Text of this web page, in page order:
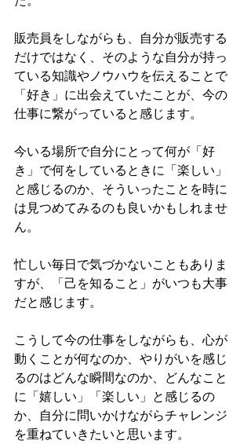
販売員をしながらも、自分が販売する
だけではなく、そのような自分が持っ
ている知識やノウハウを伝えることで
「好き」に出会えていたことが、今の
仕事に繋がっていると感じます。
今いる場所で自分にとって何が「好
き」で何をしているときに「楽しい」
と感じるのか、そういったことを時に
は見つめてみるのも良いかもしれませ
ん。
忙しい毎日で気づかないこともありま
すが、「己を知ること」がいつも大事
だと感じます。
こうして今の仕事をしながらも、心が
動くことが何なのか、やりがいを感じ
るのはどんな瞬間なのか、どんなこと
に「嬉しい」「楽しい」と感じるの
か、自分に問いかけながらチャレンジ
を重ねていきたいと思います。